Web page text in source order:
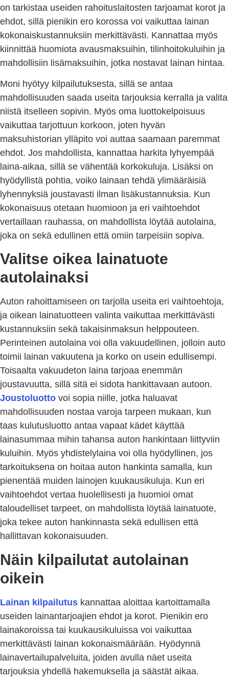
on tarkistaa useiden rahoituslaitosten tarjoamat korot ja
ehdot, sillä pienikin ero korossa voi vaikuttaa lainan
kokonaiskustannuksiin merkittävästi. Kannattaa myös
kiinnittää huomiota avausmaksuihin, tilinhoitokuluihin ja
mahdollisiin lisämaksuihin, jotka nostavat lainan hintaa.
Moni hyötyy kilpailutuksesta, sillä se antaa
mahdollisuuden saada useita tarjouksia kerralla ja valita
niistä itselleen sopivin. Myös oma luottokelpoisuus
vaikuttaa tarjottuun korkoon, joten hyvän
maksuhistorian ylläpito voi auttaa saamaan paremmat
ehdot. Jos mahdollista, kannattaa harkita lyhyempää
laina-aikaa, sillä se vähentää korkokuluja. Lisäksi on
hyödyllistä pohtia, voiko lainaan tehdä ylimääräisiä
lyhennyksiä joustavasti ilman lisäkustannuksia. Kun
kokonaisuus otetaan huomioon ja eri vaihtoehdot
vertaillaan rauhassa, on mahdollista löytää autolaina,
joka on sekä edullinen että omiin tarpeisiin sopiva.
Valitse oikea lainatuote
autolainaksi
Auton rahoittamiseen on tarjolla useita eri vaihtoehtoja,
ja oikean lainatuotteen valinta vaikuttaa merkittävästi
kustannuksiin sekä takaisinmaksun helppouteen.
Perinteinen autolaina voi olla vakuudellinen, jolloin auto
toimii lainan vakuutena ja korko on usein edullisempi.
Toisaalta vakuudeton laina tarjoaa enemmän
joustavuutta, sillä sitä ei sidota hankittavaan autoon.
Joustoluotto voi sopia niille, jotka haluavat
mahdollisuuden nostaa varoja tarpeen mukaan, kun
taas kulutusluotto antaa vapaat kädet käyttää
lainasummaa mihin tahansa auton hankintaan liittyviin
kuluihin. Myös yhdistelylaina voi olla hyödyllinen, jos
tarkoituksena on hoitaa auton hankinta samalla, kun
pienentää muiden lainojen kuukausikuluja. Kun eri
vaihtoehdot vertaa huolellisesti ja huomioi omat
taloudelliset tarpeet, on mahdollista löytää lainatuote,
joka tekee auton hankinnasta sekä edullisen että
hallittavan kokonaisuuden.
Näin kilpailutat autolainan
oikein
Lainan kilpailutus kannattaa aloittaa kartoittamalla
useiden lainantarjoajien ehdot ja korot. Pienikin ero
lainakoroissa tai kuukausikuluissa voi vaikuttaa
merkittävästi lainan kokonaismäärään. Hyödynnä
lainavertailupalveluita, joiden avulla näet useita
tarjouksia yhdellä hakemuksella ja säästät aikaa.